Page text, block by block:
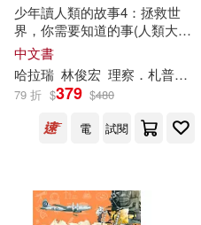
哈拉瑞(4)
出版社 (可複選)
少年讀人類的故事4：拯救世
界，你需要知道的事(人類大歷
史哈拉瑞給少年的力作)
中文書
哈拉瑞 林俊宏 理察．札普拉那．路易茲（Ricard Zaplana Ruiz）
79 折 $379 $480
電
試閱